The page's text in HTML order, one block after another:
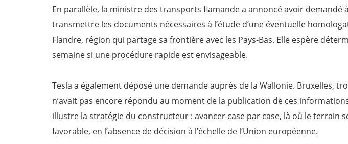
En parallèle, la ministre des transports flamande a annoncé avoir demandé
transmettre les documents nécessaires à l’étude d’une éventuelle
Flandre, région qui partage sa frontière avec les Pays-Bas. Elle espère
semaine si une procédure rapide est envisageable.
Tesla a également déposé une demande auprès de la Wallonie. Bruxelles,
n’avait pas encore répondu au moment de la publication de ces
illustre la stratégie du constructeur : avancer case par case, là où le terrain
favorable, en l’absence de décision à l’échelle de l’Union européenne.